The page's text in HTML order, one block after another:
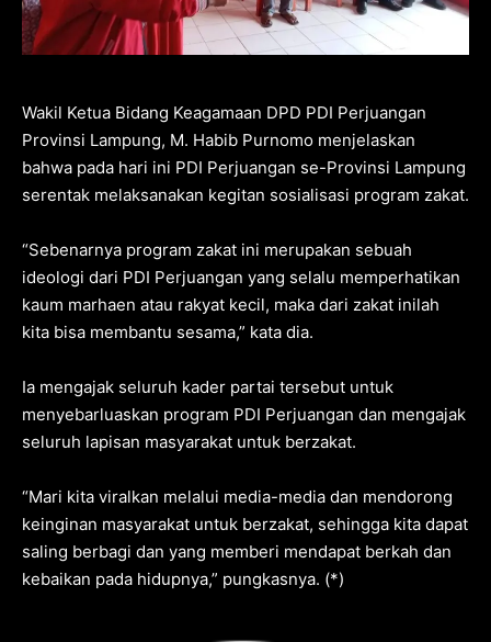
Wakil Ketua Bidang Keagamaan DPD PDI Perjuangan
Provinsi Lampung, M. Habib Purnomo menjelaskan
bahwa pada hari ini PDI Perjuangan se-Provinsi Lampung
serentak melaksanakan kegitan sosialisasi program zakat.
“Sebenarnya program zakat ini merupakan sebuah
ideologi dari PDI Perjuangan yang selalu memperhatikan
kaum marhaen atau rakyat kecil, maka dari zakat inilah
kita bisa membantu sesama,” kata dia.
Ia mengajak seluruh kader partai tersebut untuk
menyebarluaskan program PDI Perjuangan dan mengajak
seluruh lapisan masyarakat untuk berzakat.
“Mari kita viralkan melalui media-media dan mendorong
keinginan masyarakat untuk berzakat, sehingga kita dapat
saling berbagi dan yang memberi mendapat berkah dan
kebaikan pada hidupnya,” pungkasnya. (*)